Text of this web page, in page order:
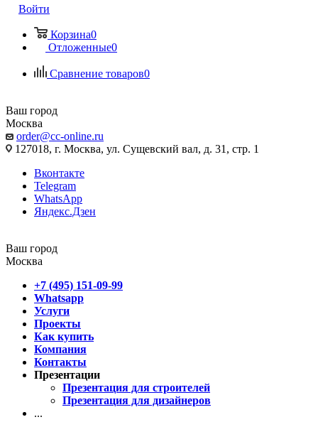
Войти
Корзина0
Отложенные0
Сравнение товаров0
Ваш город
Москва
order@cc-online.ru
127018, г. Москва, ул. Сущевский вал, д. 31, стр. 1
Вконтакте
Telegram
WhatsApp
Яндекс.Дзен
Ваш город
Москва
+7 (495) 151-09-99
Whatsapp
Услуги
Проекты
Как купить
Компания
Контакты
Презентации
Презентация для строителей
Презентация для дизайнеров
...